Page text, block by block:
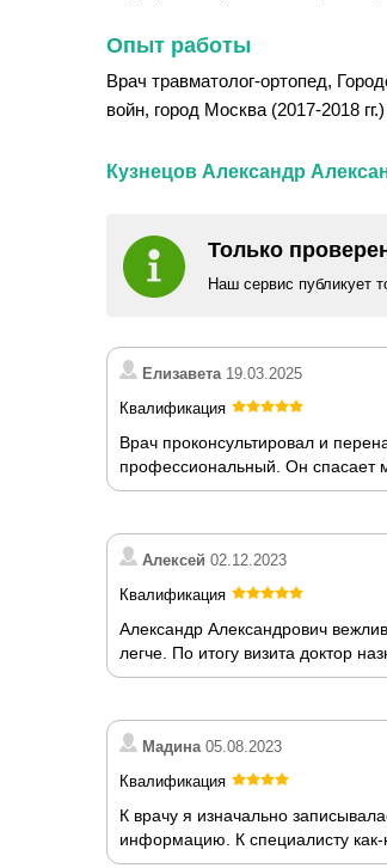
Опыт работы
Врач травматолог-ортопед,
войн, город Москва (2017-2018
Кузнецов Александр
Только
Наш сервис публикует
Елизавета19.03.2025
Квалификация
Врач проконсультировал и
профессиональный. Он спасает
Алексей 02.12.2023
Квалификация
Александр Александрович
легче. По итогу визита доктор
Мадина05.08.2023
Квалификация
К врачу я изначально
информацию. К специалисту как-